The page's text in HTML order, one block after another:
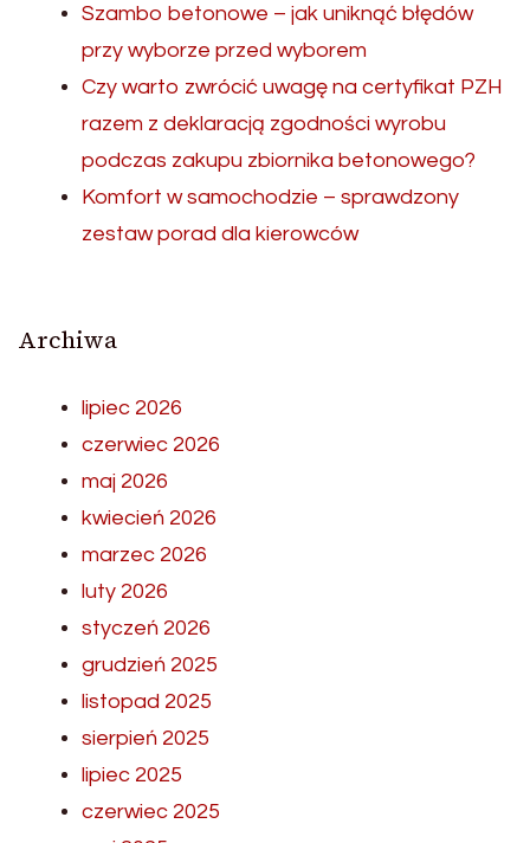
Szambo betonowe – jak uniknąć błędów
przy wyborze przed wyborem
Czy warto zwrócić uwagę na certyfikat PZH
razem z deklaracją zgodności wyrobu
podczas zakupu zbiornika betonowego?
Komfort w samochodzie – sprawdzony
zestaw porad dla kierowców
Archiwa
lipiec 2026
czerwiec 2026
maj 2026
kwiecień 2026
marzec 2026
luty 2026
styczeń 2026
grudzień 2025
listopad 2025
sierpień 2025
lipiec 2025
czerwiec 2025